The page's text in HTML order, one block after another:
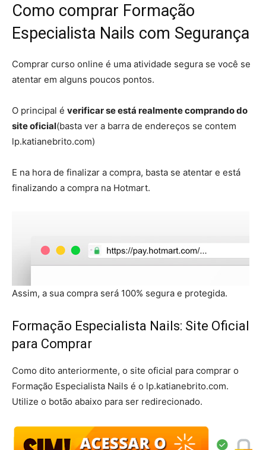
Como comprar Formação
Especialista Nails com Segurança
Comprar curso online é uma atividade segura se você se
atentar em alguns poucos pontos.
O principal é verificar se está realmente comprando do
site oficial(basta ver a barra de endereços se contem
lp.katianebrito.com)
E na hora de finalizar a compra, basta se atentar e está
finalizando a compra na Hotmart.
Assim, a sua compra será 100% segura e protegida.
Formação Especialista Nails: Site Oficial
para Comprar
Como dito anteriormente, o site oficial para comprar o
Formação Especialista Nails é o lp.katianebrito.com.
Utilize o botão abaixo para ser redirecionado.